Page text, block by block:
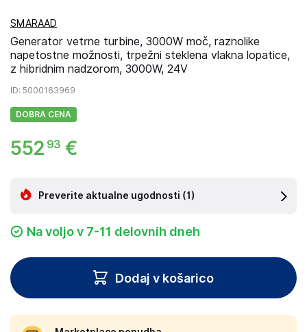
SMARAAD
Generator vetrne turbine, 3000W moč, raznolike
napetostne možnosti, trpežni steklena vlakna lopatice,
z hibridnim nadzorom, 3000W, 24V
ID: 5000163969
DOBRA CENA
552 93 €
Preverite aktualne ugodnosti (1)
Na voljo v 7-11 delovnih dneh
Dodaj v košarico